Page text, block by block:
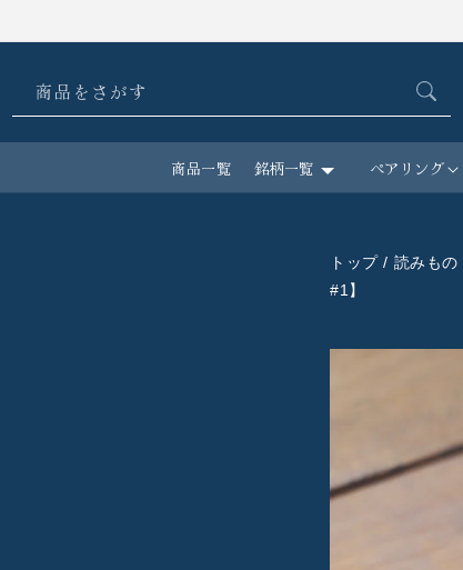
進む
商品をさがす
商品一覧 銘柄一覧 ペアリング
トップ/ 読みもの
#1】